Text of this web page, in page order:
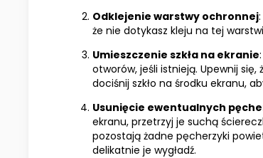
Odklejenie warstwy ochronnej
że nie dotykasz kleju na tej
Umieszczenie szkła na ekranie
otworów, jeśli istnieją. Upewnij
dociśnij szkło na środku ekranu,
Usunięcie ewentualnych
ekranu, przetrzyj je suchą
pozostają żadne pęcherzyki
delikatnie je wygładź.